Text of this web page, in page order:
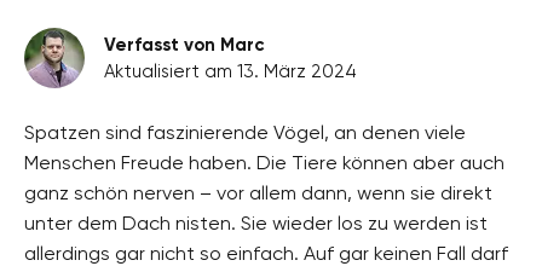
Verfasst von Marc
Aktualisiert am 13. März 2024
Spatzen sind faszinierende Vögel, an denen viele
Menschen Freude haben. Die Tiere können aber auch
ganz schön nerven – vor allem dann, wenn sie direkt
unter dem Dach nisten. Sie wieder los zu werden ist
allerdings gar nicht so einfach. Auf gar keinen Fall darf